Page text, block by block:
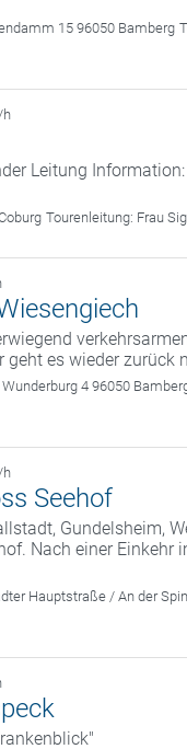
15 96050 Bamberg
h
Leitung Information:
Tourenleitung: Frau
geht es wieder zurück
4 96050
h
Seehof
Gundelsheim,
Nach einer Einkehr
Hauptstraße / An der